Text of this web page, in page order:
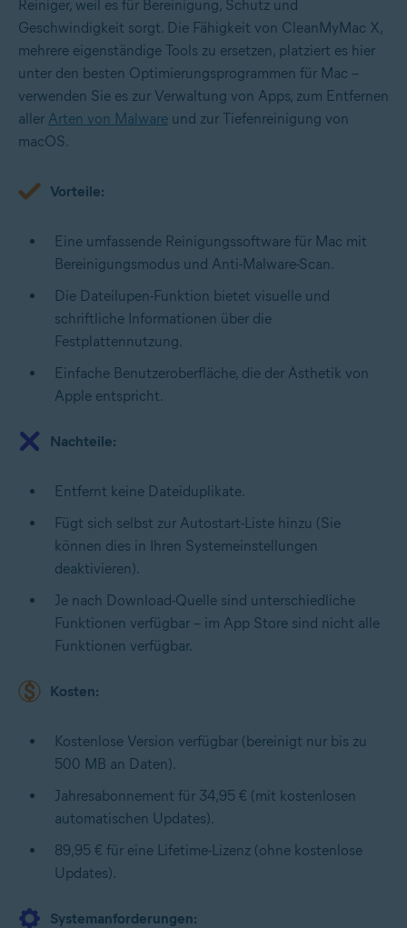
Reiniger, weil es für Bereinigung, Schutz und
Geschwindigkeit sorgt. Die Fähigkeit von CleanMyMac X,
mehrere eigenständige Tools zu ersetzen, platziert es hier
unter den besten Optimierungsprogrammen für Mac –
verwenden Sie es zur Verwaltung von Apps, zum Entfernen
aller Arten von Malware und zur Tiefenreinigung von
macOS.
Vorteile:
Eine umfassende Reinigungssoftware für Mac mit
Bereinigungsmodus und Anti-Malware-Scan.
Die Dateilupen-Funktion bietet visuelle und
schriftliche Informationen über die
Festplattennutzung.
Einfache Benutzeroberfläche, die der Ästhetik von
Apple entspricht.
Nachteile:
Entfernt keine Dateiduplikate.
Fügt sich selbst zur Autostart-Liste hinzu (Sie
können dies in Ihren Systemeinstellungen
deaktivieren).
Je nach Download-Quelle sind unterschiedliche
Funktionen verfügbar – im App Store sind nicht alle
Funktionen verfügbar.
Kosten:
Kostenlose Version verfügbar (bereinigt nur bis zu
500 MB an Daten).
Jahresabonnement für 34,95 € (mit kostenlosen
automatischen Updates).
89,95 € für eine Lifetime-Lizenz (ohne kostenlose
Updates).
Systemanforderungen: